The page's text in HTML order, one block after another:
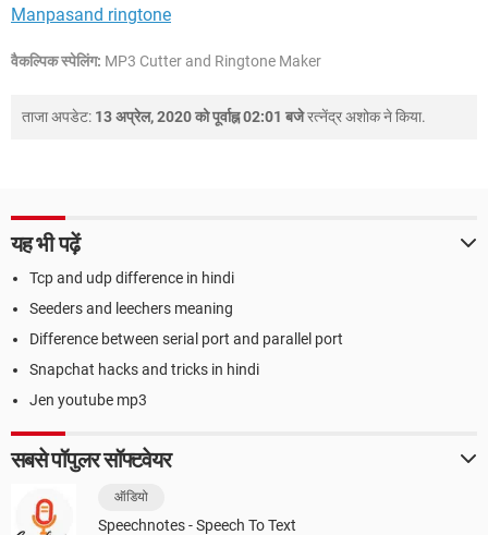
Manpasand ringtone
वैकल्पिक स्पेलिंग: MP3 Cutter and Ringtone Maker
ताजा अपडेट: 13 अप्रेल, 2020 को पूर्वाह्न 02:01 बजेरत्नेंद्र अशोकने किया.
यह भी पढ़ें
Tcp and udp difference in hindi
Seeders and leechers meaning
Difference between serial port and parallel port
Snapchat hacks and tricks in hindi
Jen youtube mp3
सबसे पॉपुलर सॉफ्टवेयर
ऑडियो
Speechnotes - Speech To Text